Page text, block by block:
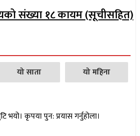
संख्या १८ कायम (सूचीसहित)
यो साता यो महिना
भयो। कृपया पुन: प्रयास गर्नुहोला।